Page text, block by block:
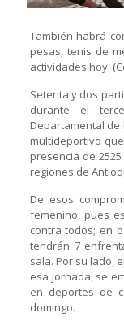
También habrá
pesas, tenis de
actividades hoy.
Setenta y dos
durante el
Departamental de
multideportivo
presencia de
regiones de
De esos
femenino, pues
contra todos; en
tendrán 7
sala. Por su lado,
esa jornada, se
en deportes de
domingo.